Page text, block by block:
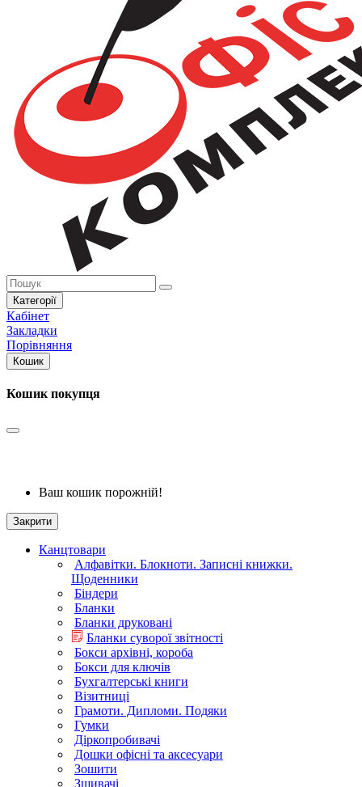
Категорії
Кабінет
Закладки
Порівняння
Кошик
Кошик покупця
Ваш кошик порожній!
Закрити
Канцтовари
Алфавітки. Блокноти. Записні книжки.
Щоденники
Біндери
Бланки
Бланки друковані
Бланки суворої звітності
Бокси архівні, короба
Бокси для ключів
Бухгалтерські книги
Візитниці
Грамоти. Дипломи. Подяки
Гумки
Діркопробивачі
Дошки офісні та аксесуари
Зошити
Зшивачі